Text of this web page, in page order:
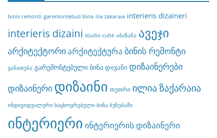
binis remonti garemontebuli bina ilia zakaraia interieris dizaineri
interieris dizaini studio cube აბაზანა ავეჯი
არქიტექტორიარქიტექტურა ბინის რემონტი
განათება გარემონტებული ბინა დივანი დიზაინერები
დიზაინერი დიზაინი თეთრი ილია ზაქარაია
ინდივიდუალური საცხოვრებელი ბინა ბუნებაში
ინტერიერი ინტერიერის დიზაინერი